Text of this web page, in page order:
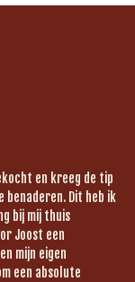
en kreeg de tip
benaderen. Dit heb ik
bij mij thuis
Joost een
mijn eigen
een absolute